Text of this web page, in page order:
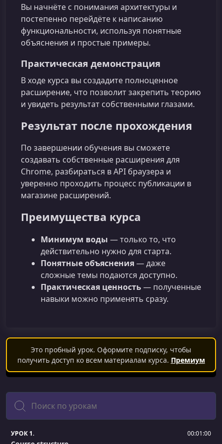
Вы начнёте с понимания архитектуры и
постепенно перейдёте к написанию
функциональности, используя понятные
объяснения и простые примеры.
Практическая демонстрация
В ходе курса вы создадите полноценное
расширение, что позволит закрепить теорию
и увидеть результат собственными глазами.
Результат после прохождения
По завершении обучения вы сможете
создавать собственные расширения для
Chrome, разбираться в API браузера и
уверенно проходить процесс публикации в
магазине расширений.
Преимущества курса
Минимум воды — только то, что
действительно нужно для старта.
Понятные объяснения— даже
сложные темы подаются доступно.
Практическая ценность— полученные
навыки можно применять сразу.
Это пробный урок. Оформите подписку, чтобы
получить доступ ко всем материалам курса. Премиум
Поиск
УРОК 1. 00:01:00